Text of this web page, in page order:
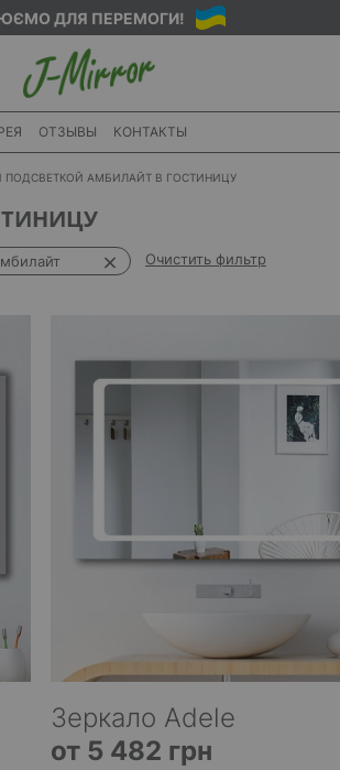
ДЛЯ ПЕРЕМОГИ!
ОТЗЫВЫ КОНТАКТЫ
ПОДСВЕТКОЙ АМБИЛАЙТ В ГОСТИНИЦУ
Очистить фильтр
Зеркало Adele
от 5 482 грн